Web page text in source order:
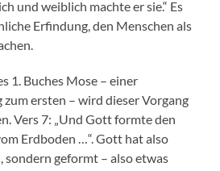
und weiblich machte er sie.“ Es
Erfindung, den Menschen als
1. Buches Mose – einer
ersten – wird dieser Vorgang
Vers 7: „Und Gott formte den
Erdboden …“. Gott hat also
sondern geformt – also etwas